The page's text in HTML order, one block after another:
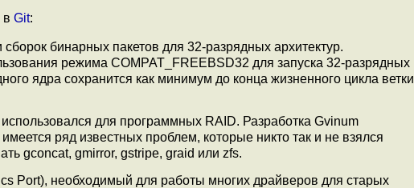
в Git:
бинарных пакетов для 32-разрядных архитектур.
режима COMPAT_FREEBSD32 для запуска 32-разрядных
ядра сохранится как минимум до конца жизненного цикла ветки
для программных RAID. Разработка Gvinum
ряд известных проблем, которые никто так и не взялся
gconcat, gmirror, gstripe, graid или zfs.
Port), необходимый для работы многих драйверов для старых